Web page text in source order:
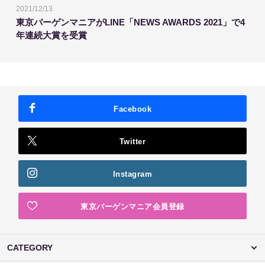
2021/12/13
東京バーゲンマニアがLINE「NEWS AWARDS 2021」で4
年連続大賞を受賞
Facebook
Twitter
Instagram
東京バーゲンマニア会員登録
CATEGORY